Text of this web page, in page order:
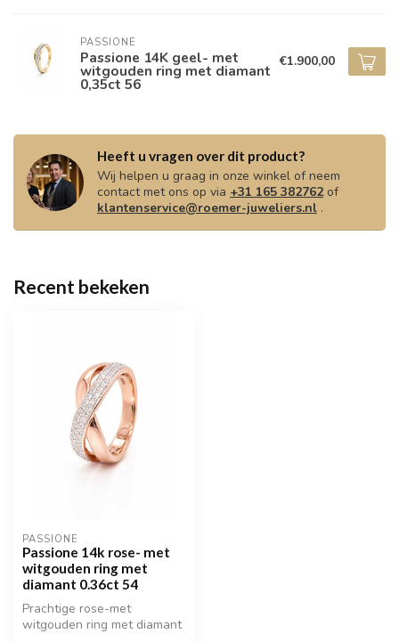
PASSIONE
Passione 14K geel- met
witgouden ring met diamant
0,35ct 56
€1.900,00
Heeft u vragen over dit product?
Wij helpen u graag in onze winkel of neem
contact met ons op via +31 165 382762of
klantenservice@roemer-juweliers.nl .
Recent bekeken
PASSIONE
Passione 14k rose- met
witgouden ring met
diamant 0.36ct 54
Prachtige rose-met
witgouden ring met diamant